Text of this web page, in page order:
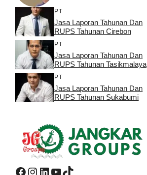
PT
Jasa Laporan Tahunan Dan
RUPS Tahunan Cirebon
PT
Jasa Laporan Tahunan Dan
RUPS Tahunan Tasikmalaya
PT
Jasa Laporan Tahunan Dan
RUPS Tahunan Sukabumi
Facebook
Instagram
LinkedIn
YouTube
TikTok